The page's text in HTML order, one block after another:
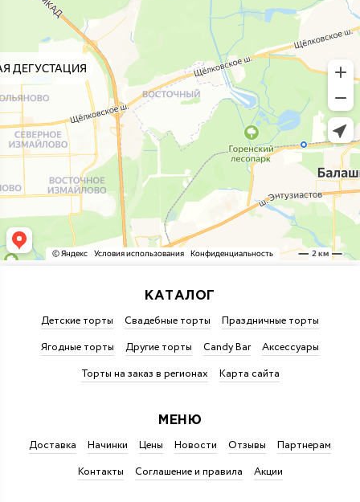
КАТАЛОГ
Детские торты Свадебные торты
Праздничные торты
Ягодные торты
Другие торты Candy Bar
Аксессуары
Торты на заказ в регионах
Карта сайта
МЕНЮ
Доставка Начинки Цены Новости Отзывы
Партнерам
Контакты
Соглашение и правила Акции